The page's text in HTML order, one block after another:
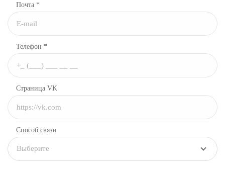
Почта *
Телефон *
Страница VK
Способ связи
Выберите